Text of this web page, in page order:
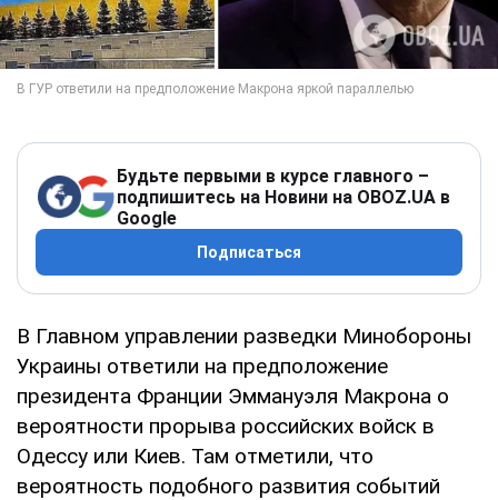
Будьте первыми в курсе главного –
подпишитесь на Новини на OBOZ.UA в
Google
Подписаться
В Главном управлении разведки Минобороны
Украины ответили на предположение
президента Франции Эммануэля Макрона о
вероятности прорыва российских войск в
Одессу или Киев. Там отметили, что
вероятность подобного развития событий